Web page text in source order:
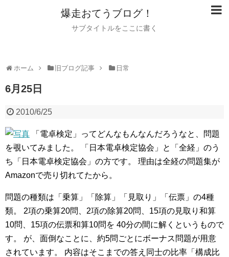
爆走おてうブログ！
サブタイトルをここに書く
ホーム 旧ブログ記事 日常
6月25日
2010/6/25
「電卓検定」ってどんなもんなんだろうなと、問題
を覗いてみました。
「日本電卓検定協会」と「全経」のう
ち「日本電卓検定協会」の方です。
理由は全経の問題集が
Amazonで売り切れてたから。
問題の種類は「乗算」「除算」「見取り」「伝票」の4種
類。
2項の乗算20問、2項の除算20問、15項の見取り和算
10問、15項の伝票和算10問を 40分の間に解くというもので
す。
が、面倒なことに、約5問ごとにボーナス問題が用意
されています。
内容はそこまでの答え同士の比率「構成比